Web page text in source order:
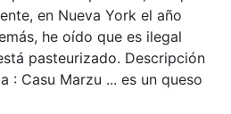
en Nueva York el año
he oído que es ilegal
pasteurizado. Descripción
: Casu Marzu ... es un queso